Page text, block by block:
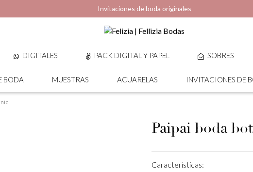
Invitaciones de boda originales
DIGITALES PACK DIGITAL Y PAPEL SOBRES
BODA MUESTRAS ACUARELAS INVITACIONES DE
Paipai boda
Características: